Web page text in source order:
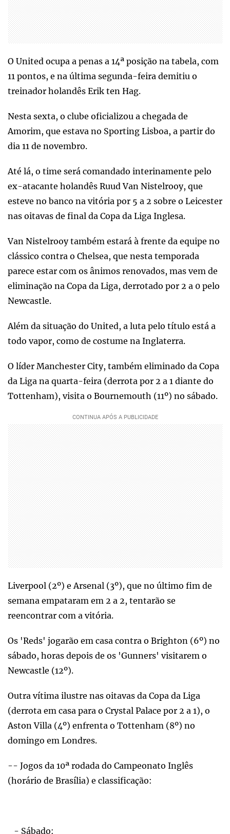
O United ocupa a penas a 14ª posição na tabela, com
11 pontos, e na última segunda-feira demitiu o
treinador holandês Erik ten Hag.
Nesta sexta, o clube oficializou a chegada de
Amorim, que estava no Sporting Lisboa, a partir do
dia 11 de novembro.
Até lá, o time será comandado interinamente pelo
ex-atacante holandês Ruud Van Nistelrooy, que
esteve no banco na vitória por 5 a 2 sobre o Leicester
nas oitavas de final da Copa da Liga Inglesa.
Van Nistelrooy também estará à frente da equipe no
clássico contra o Chelsea, que nesta temporada
parece estar com os ânimos renovados, mas vem de
eliminação na Copa da Liga, derrotado por 2 a 0 pelo
Newcastle.
Além da situação do United, a luta pelo título está a
todo vapor, como de costume na Inglaterra.
O líder Manchester City, também eliminado da Copa
da Liga na quarta-feira (derrota por 2 a 1 diante do
Tottenham), visita o Bournemouth (11º) no sábado.
Liverpool (2º) e Arsenal (3º), que no último fim de
semana empataram em 2 a 2, tentarão se
reencontrar com a vitória.
Os 'Reds' jogarão em casa contra o Brighton (6º) no
sábado, horas depois de os 'Gunners' visitarem o
Newcastle (12º).
Outra vítima ilustre nas oitavas da Copa da Liga
(derrota em casa para o Crystal Palace por 2 a 1), o
Aston Villa (4º) enfrenta o Tottenham (8º) no
domingo em Londres.
-- Jogos da 10ª rodada do Campeonato Inglês
(horário de Brasília) e classificação:
- Sábado: